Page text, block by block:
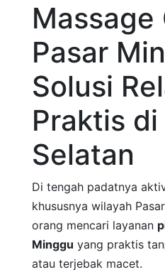
Massage
Pasar
Solusi
Praktis
Selatan
Di tengah padatnya
khususnya wilayah
orang mencari layanan
Minggu yang praktis
atau terjebak macet.